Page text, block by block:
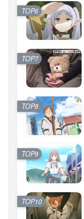
TOP6
TOP7
TOP8
TOP9
TOP10